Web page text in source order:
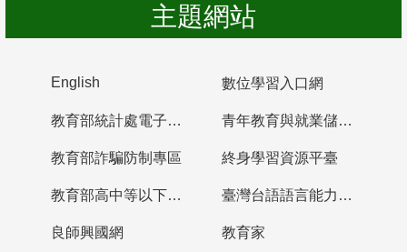
主題網站
English 數位學習入口網
教育部統計處電子書櫃 青年教育與就業儲蓄帳戶
教育部詐騙防制專區 終身學習資源平臺
教育部高中等以下學校及幼兒園教師資格檢定考試 臺灣台語語言能力認證網站
良師興國網
教育家